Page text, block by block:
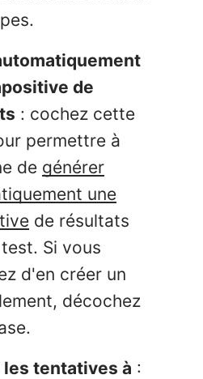
de
: cochez cette
permettre à
de générer
une
de résultats
Si vous
d'en créer un
décochez
tentatives à :